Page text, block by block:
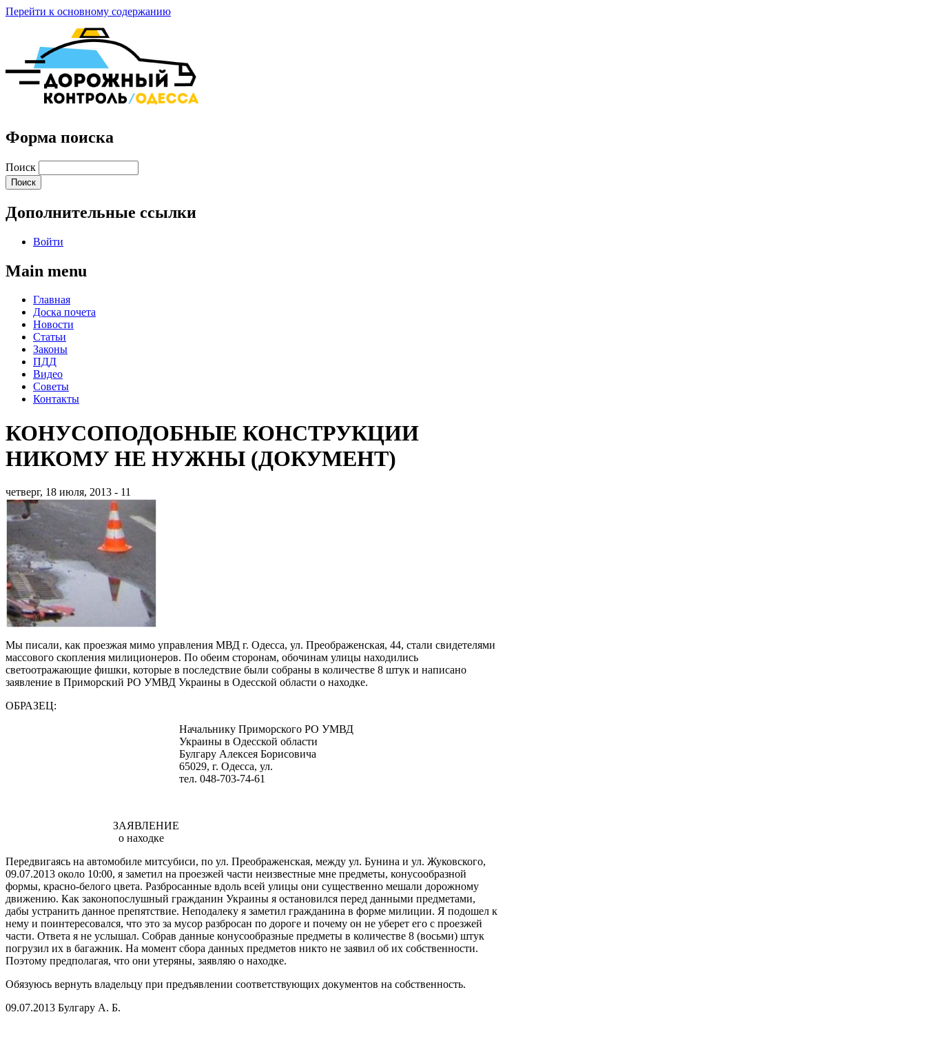
Перейти к основному содержанию
Форма поиска
Поиск
Дополнительные ссылки
Войти
Main menu
Главная
Доска почета
Новости
Статьи
Законы
ПДД
Видео
Советы
Контакты
КОНУСОПОДОБНЫЕ КОНСТРУКЦИИ
НИКОМУ НЕ НУЖНЫ (ДОКУМЕНТ)
четверг, 18 июля, 2013 - 11
Мы писали, как проезжая мимо управления МВД г. Одесса, ул. Преображенская, 44, стали свидетелями
массового скопления милиционеров. По обеим сторонам, обочинам улицы находились
светоотражающие фишки, которые в последствие были собраны в количестве 8 штук и написано
заявление в Приморский РО УМВД Украины в Одесской области о находке.
ОБРАЗЕЦ:
Начальнику Приморского РО УМВД
Украины в Одесской области
Булгару Алексея Борисовича
65029, г. Одесса, ул.
тел. 048-703-74-61
ЗАЯВЛЕНИЕ
о находке
Передвигаясь на автомобиле митсубиси, по ул. Преображенская, между ул. Бунина и ул. Жуковского,
09.07.2013 около 10:00, я заметил на проезжей части неизвестные мне предметы, конусообразной
формы, красно-белого цвета. Разбросанные вдоль всей улицы они существенно мешали дорожному
движению. Как законопослушный гражданин Украины я остановился перед данными предметами,
дабы устранить данное препятствие. Неподалеку я заметил гражданина в форме милиции. Я подошел к
нему и поинтересовался, что это за мусор разбросан по дороге и почему он не уберет его с проезжей
части. Ответа я не услышал. Собрав данные конусообразные предметы в количестве 8 (восьми) штук
погрузил их в багажник. На момент сбора данных предметов никто не заявил об их собственности.
Поэтому предполагая, что они утеряны, заявляю о находке.
Обязуюсь вернуть владельцу при предъявлении соответствующих документов на собственность.
09.07.2013 Булгару А. Б.